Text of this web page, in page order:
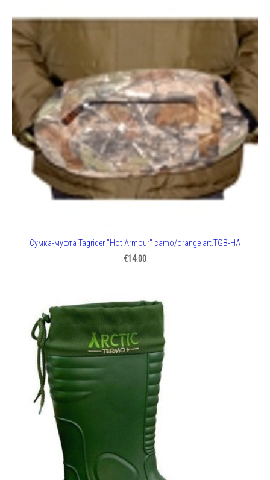
Сумка-муфта Tagrider "Hot Armour" camo/orange art.TGB-HA
€14.00